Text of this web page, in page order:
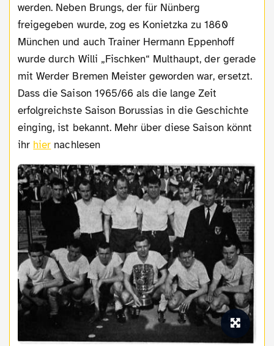
werden. Neben Brungs, der für Nünberg
freigegeben wurde, zog es Konietzka zu 1860
München und auch Trainer Hermann Eppenhoff
wurde durch Willi „Fischken“ Multhaupt, der gerade
mit Werder Bremen Meister geworden war, ersetzt.
Dass die Saison 1965/66 als die lange Zeit
erfolgreichste Saison Borussias in die Geschichte
einging, ist bekannt. Mehr über diese Saison könnt
ihr hier nachlesen